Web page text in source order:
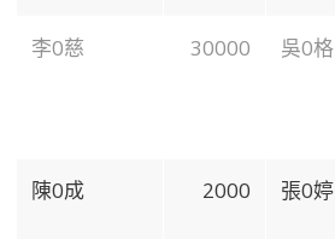
李0慈 30000 吳0格
陳0成 2000 張0婷